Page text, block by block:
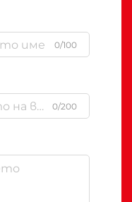
0/100
0/200